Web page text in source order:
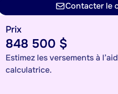
Contacter le
Prix
848 500 $
Estimez les versements à
calculatrice.